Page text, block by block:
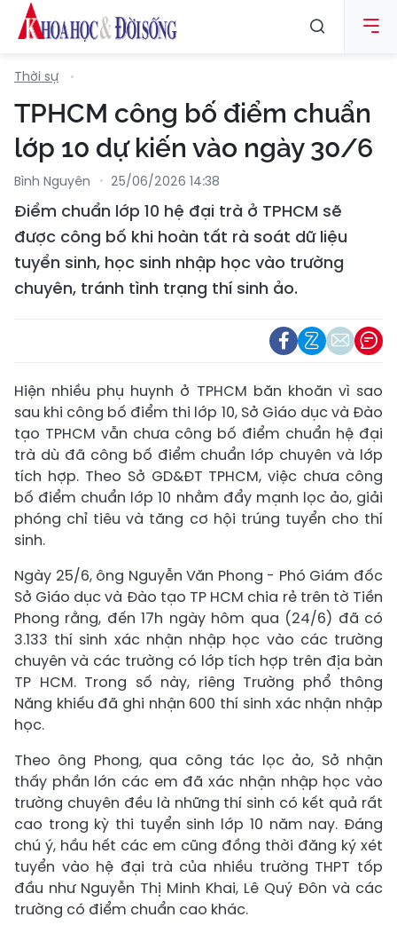
Thời sự
TPHCM công bố điểm chuẩn
lớp 10 dự kiến vào ngày 30/6
Bình Nguyên 25/06/2026 14:38
Điểm chuẩn lớp 10 hệ đại trà ở TPHCM sẽ
được công bố khi hoàn tất rà soát dữ liệu
tuyển sinh, học sinh nhập học vào trường
chuyên, tránh tình trạng thí sinh ảo.
Hiện nhiều phụ huynh ở TPHCM băn khoăn vì sao
sau khi công bố điểm thi lớp 10, Sở Giáo dục và Đào
tạo TPHCM vẫn chưa công bố điểm chuẩn hệ đại
trà dù đã công bố điểm chuẩn lớp chuyên và lớp
tích hợp. Theo Sở GD&ĐT TPHCM, việc chưa công
bố điểm chuẩn lớp 10 nhằm đẩy mạnh lọc ảo, giải
phóng chỉ tiêu và tăng cơ hội trúng tuyển cho thí
sinh.
Ngày 25/6, ông Nguyễn Văn Phong - Phó Giám đốc
Sở Giáo dục và Đào tạo TP HCM chia rẻ trên tờ Tiền
Phong rằng, đến 17h ngày hôm qua (24/6) đã có
3.133 thí sinh xác nhận nhập học vào các trường
chuyên và các trường có lớp tích hợp trên địa bàn
TP HCM. Trong số này, riêng Trường phổ thông
Năng khiếu đã ghi nhận 600 thí sinh xác nhận nhập
học.
Theo ông Phong, qua công tác lọc ảo, Sở nhận
thấy phần lớn các em đã xác nhận nhập học vào
trường chuyên đều là những thí sinh có kết quả rất
cao trong kỳ thi tuyển sinh lớp 10 năm nay. Đáng
chú ý, hầu hết các em cũng đồng thời đăng ký xét
tuyển vào hệ đại trà của nhiều trường THPT tốp
đầu như Nguyễn Thị Minh Khai, Lê Quý Đôn và các
trường có điểm chuẩn cao khác.